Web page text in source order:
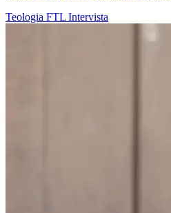
Teologia FTL Intervista